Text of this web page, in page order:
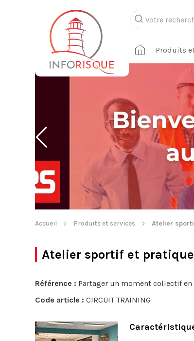
Produits
Accueil Produits et services Atelier
Atelier sportif et pratique
Référence : Partager un moment collectif
Code article : CIRCUIT TRAINING